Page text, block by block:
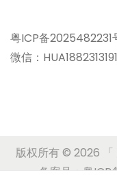
粤ICP备2025482231
微信：
版权所有 © 2026